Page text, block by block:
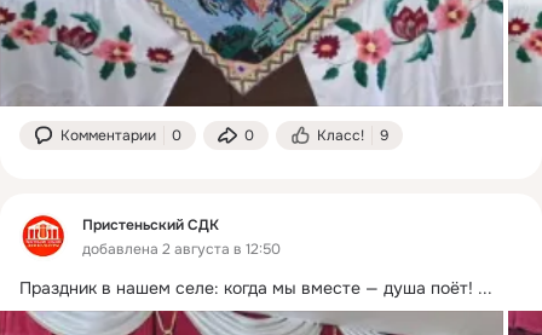
Комментарии 0 0 Класс! 9
Пристеньский СДК
добавлена 2 августа в 12:50
Праздник в нашем селе: когда мы вместе — душа поёт! ...